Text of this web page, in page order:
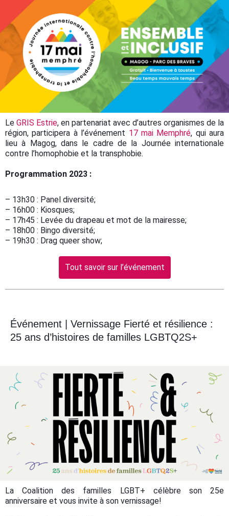
Le GRIS Estrie, en partenariat avec d’autres organismes de la
région, participera à l’événement 17 mai Memphré, qui aura
lieu à Magog, dans le cadre de la Journée internationale
contre l’homophobie et la transphobie.
Programmation 2023 :
– 13h30 : Panel diversité;
– 16h00 : Kiosques;
– 17h45 : Levée du drapeau et mot de la mairesse;
– 18h00 : Bingo diversité;
– 19h30 : Drag queer show;
Tout savoir sur l’événement
Événement | Vernissage Fierté et résilience :
25 ans d’histoires de familles LGBTQ2S+
La Coalition des familles LGBT+ célèbre son 25e
anniversaire et vous invite à son vernissage!